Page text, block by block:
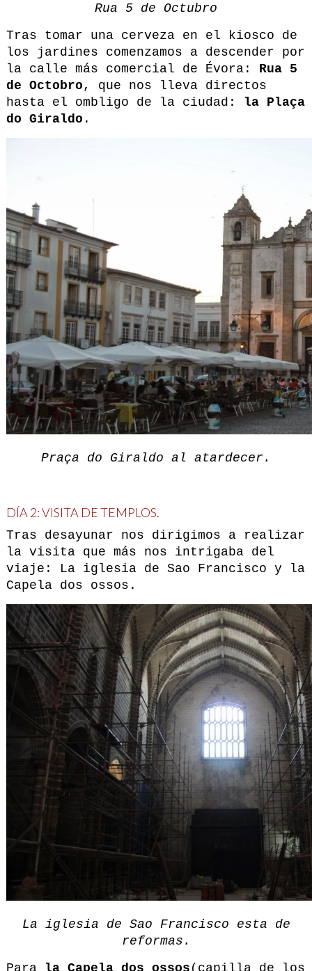
Rua 5 de Octubro
Tras tomar una cerveza en el kiosco de
los jardines comenzamos a descender por
la calle más comercial de Évora: Rua 5
de Octobro , que nos lleva directos
hasta el ombligo de la ciudad:
la Plaça
do Giraldo .
Praça do Giraldo al atardecer.
DÍA 2: VISITA DE TEMPLOS.
Tras desayunar nos dirigimos a realizar
la visita que más nos intrigaba del
viaje: La iglesia de Sao Francisco y la
Capela dos ossos.
La iglesia de Sao Francisco esta de
reformas.
Para
la Capela dos ossos (capilla de los